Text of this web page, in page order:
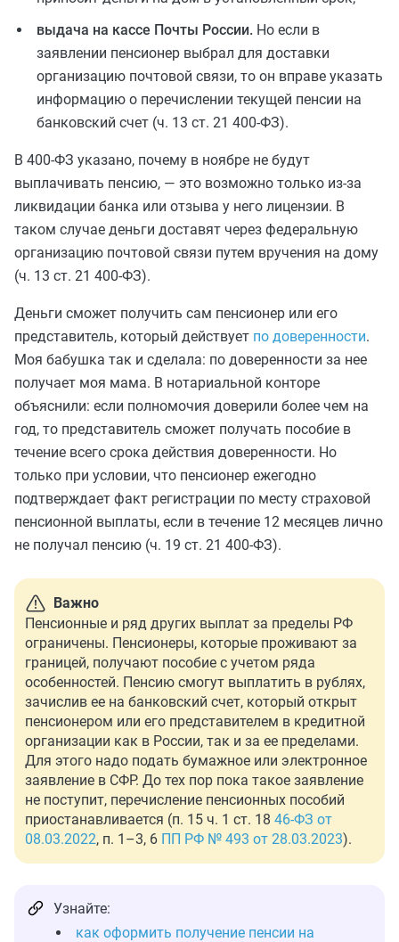
выдача на кассе Почты России. Но если в
заявлении пенсионер выбрал для доставки
организацию почтовой связи, то он вправе указать
информацию о перечислении текущей пенсии на
банковский счет (ч. 13 ст. 21 400-ФЗ).
В 400-ФЗ указано, почему в ноябре не будут
выплачивать пенсию, — это возможно только из-за
ликвидации банка или отзыва у него лицензии. В
таком случае деньги доставят через федеральную
организацию почтовой связи путем вручения на дому
(ч. 13 ст. 21 400-ФЗ).
Деньги сможет получить сам пенсионер или его
представитель, который действует по доверенности.
Моя бабушка так и сделала: по доверенности за нее
получает моя мама. В нотариальной конторе
объяснили: если полномочия доверили более чем на
год, то представитель сможет получать пособие в
течение всего срока действия доверенности. Но
только при условии, что пенсионер ежегодно
подтверждает факт регистрации по месту страховой
пенсионной выплаты, если в течение 12 месяцев лично
не получал пенсию (ч. 19 ст. 21 400-ФЗ).
Важно
Пенсионные и ряд других выплат за пределы РФ
ограничены. Пенсионеры, которые проживают за
границей, получают пособие с учетом ряда
особенностей. Пенсию смогут выплатить в рублях,
зачислив ее на банковский счет, который открыт
пенсионером или его представителем в кредитной
организации как в России, так и за ее пределами.
Для этого надо подать бумажное или электронное
заявление в СФР. До тех пор пока такое заявление
не поступит, перечисление пенсионных пособий
приостанавливается (п. 15 ч. 1 ст. 18 46-ФЗ от
08.03.2022, п. 1–3, 6 ПП РФ № 493 от 28.03.2023).
Узнайте:
как оформить получение пенсии на